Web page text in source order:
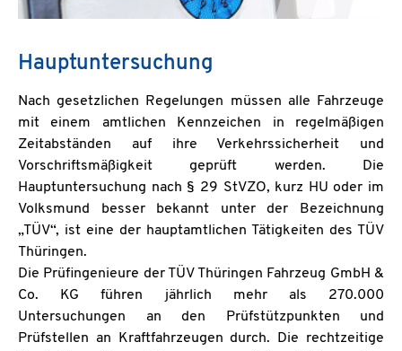
Hauptuntersuchung
Nach gesetzlichen Regelungen müssen alle Fahrzeuge
mit einem amtlichen Kennzeichen in regelmäßigen
Zeitabständen auf ihre Verkehrssicherheit und
Vorschriftsmäßigkeit geprüft werden. Die
Hauptuntersuchung nach § 29 StVZO, kurz HU oder im
Volksmund besser bekannt unter der Bezeichnung
„TÜV“, ist eine der hauptamtlichen Tätigkeiten des TÜV
Thüringen.
Die Prüfingenieure der TÜV Thüringen Fahrzeug GmbH &
Co. KG führen jährlich mehr als 270.000
Untersuchungen an den Prüfstützpunkten und
Prüfstellen an Kraftfahrzeugen durch.
Die rechtzeitige